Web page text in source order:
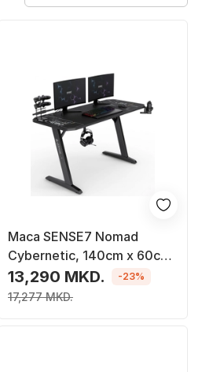
Маса SENSE7 Nomad
Cybernetic, 140cm x 60cm,
црна боја
13,290 MKD.
17,277 MKD.
-23%